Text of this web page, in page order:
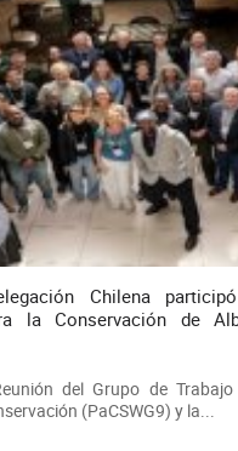
Chilena
la Conservación de
del Grupo de
(PaCSWG9) y la...